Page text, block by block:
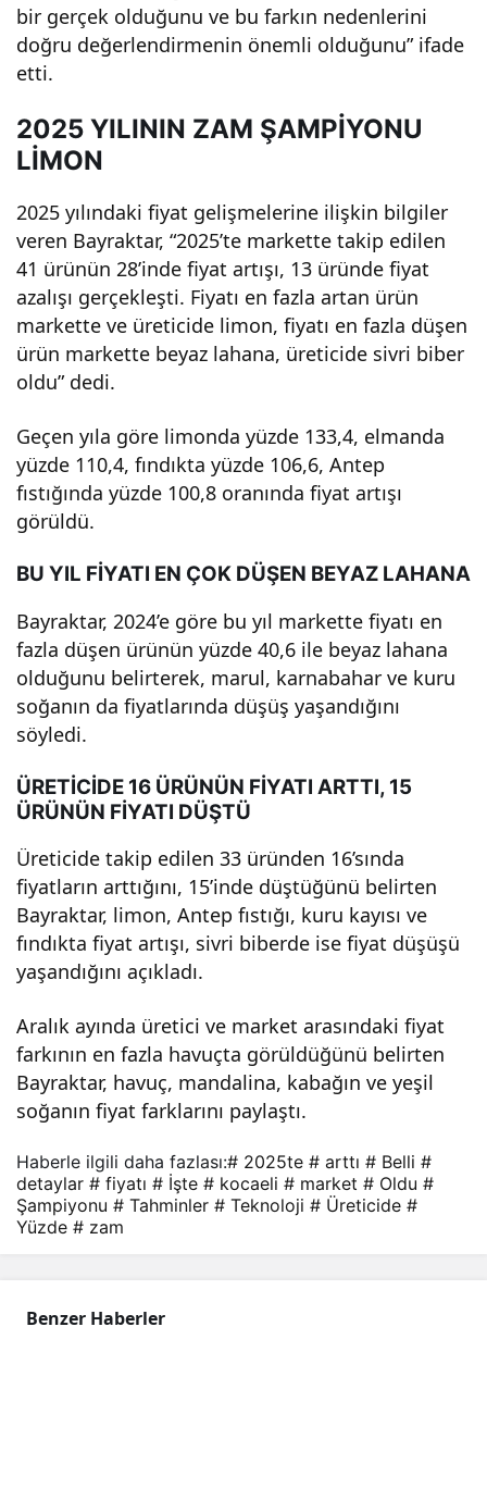
bir gerçek olduğunu ve bu farkın nedenlerini
doğru değerlendirmenin önemli olduğunu” ifade
etti.
2025 YILININ ZAM ŞAMPİYONU
LİMON
2025 yılındaki fiyat gelişmelerine ilişkin bilgiler
veren Bayraktar, “2025’te markette takip edilen
41 ürünün 28’inde fiyat artışı, 13 üründe fiyat
azalışı gerçekleşti. Fiyatı en fazla artan ürün
markette ve üreticide limon, fiyatı en fazla düşen
ürün markette beyaz lahana, üreticide sivri biber
oldu” dedi.
Geçen yıla göre limonda yüzde 133,4, elmanda
yüzde 110,4, fındıkta yüzde 106,6, Antep
fıstığında yüzde 100,8 oranında fiyat artışı
görüldü.
BU YIL FİYATI EN ÇOK DÜŞEN BEYAZ LAHANA
Bayraktar, 2024’e göre bu yıl markette fiyatı en
fazla düşen ürünün yüzde 40,6 ile beyaz lahana
olduğunu belirterek, marul, karnabahar ve kuru
soğanın da fiyatlarında düşüş yaşandığını
söyledi.
ÜRETİCİDE 16 ÜRÜNÜN FİYATI ARTTI, 15
ÜRÜNÜN FİYATI DÜŞTÜ
Üreticide takip edilen 33 üründen 16’sında
fiyatların arttığını, 15’inde düştüğünü belirten
Bayraktar, limon, Antep fıstığı, kuru kayısı ve
fındıkta fiyat artışı, sivri biberde ise fiyat düşüşü
yaşandığını açıkladı.
Aralık ayında üretici ve market arasındaki fiyat
farkının en fazla havuçta görüldüğünü belirten
Bayraktar, havuç, mandalina, kabağın ve yeşil
soğanın fiyat farklarını paylaştı.
Old
u:
Fiya
tı
Yüz
de
Arttı
!
Det
ayla
minl
er
Haberle ilgili daha fazlası:# 2025te # arttı # Belli #
detaylar # fiyatı # İşte # kocaeli # market # Oldu #
Şampiyonu # Tahminler # Teknoloji # Üreticide #
Yüzde # zam
Benzer Haberler